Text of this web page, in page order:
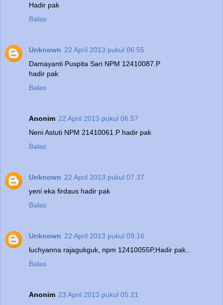
Hadir pak
Balas
Unknown 22 April 2013 pukul 06.55
Damayanti Puspita Sari NPM 12410087.P
hadir pak
Balas
Anonim 22 April 2013 pukul 06.57
Neni Astuti NPM 21410061.P hadir pak
Balas
Unknown 22 April 2013 pukul 07.37
yeni eka firdaus hadir pak
Balas
Unknown 22 April 2013 pukul 09.16
luchyanna rajagukguk, npm 12410055P,Hadir pak..
Balas
Anonim 23 April 2013 pukul 05.21